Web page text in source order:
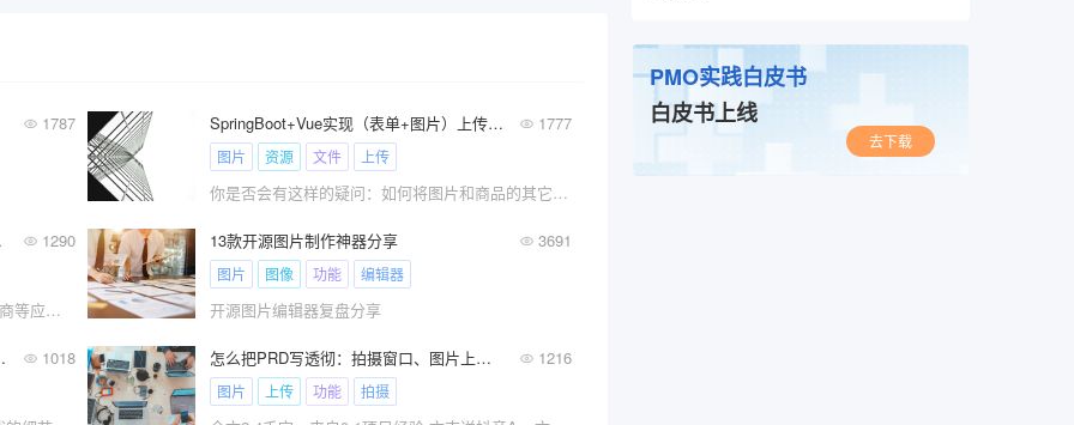
1787 SpringBoot+Vue实现（表单+图片）上传、图片地址保存到数据库。上传图片保存位置自己定义、图片可以在前端回显 1777
图片 资源 文件 上传
你是否会有这样的疑问：如何将图片和商品的其它属性一起传给后端？是优先处理图片信息？还是图片和其它属性数据一块提交给后端处理？带有图片资源的请求头如何设置？数据库中是存放图片还是存放图片的访问地址？。。。
利） 1290
短视频/图片元素，已深深融入到社交、电商等应用场景中。即使不做这类产品，也可以了解下。
13款开源图片制作神器分享 3691
图片 图像 功能 编辑器
开源图片编辑器复盘分享
则（二） 1018 怎么把PRD写透彻：拍摄窗口、图片上传、时间转义…（参考抖音App） 1216
图片 上传 功能 拍摄
PMO实践白皮书
白皮书上线
去下载